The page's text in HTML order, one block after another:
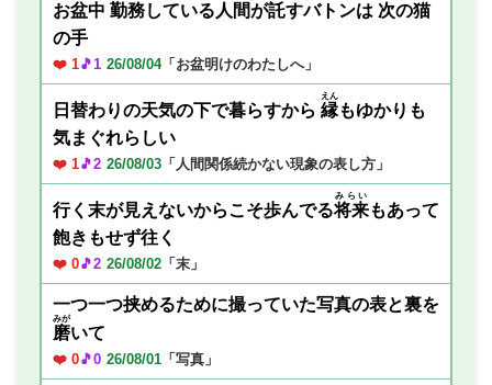
お盆中 勤務している人間が託すバトンは 次の猫
の手
❤️ 1🎵1 26/08/04「お盆明けのわたしへ」
日替わりの天気の下で暮らすから 縁
えん
もゆかりも
気まぐれらしい
❤️ 1🎵2 26/08/03 「人間関係続かない現象の表し方」
行く末が見えないからこそ歩んでる将来
みらい
もあって
飽きもせず往く
❤️ 0🎵2 26/08/02 「末」
一つ一つ挟めるために撮っていた写真の表と裏を
磨
みが
いて
❤️ 0🎵0 26/08/01 「写真」